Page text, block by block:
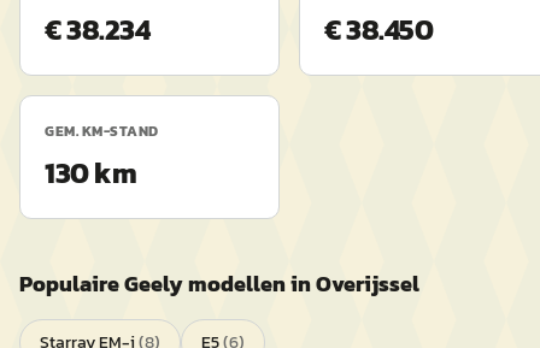
€ 38.234 € 38.450
GEM. KM-STAND
130 km
PopulaireGeelymodellen inOverijssel
Starray EM-i(8) E5(6)